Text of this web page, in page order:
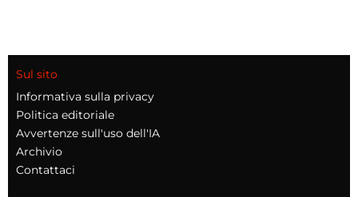
Sul sito
Informativa sulla privacy
Politica editoriale
Avvertenze sull'uso dell'IA
Archivio
Contattaci